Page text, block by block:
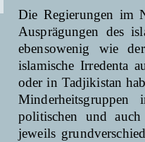
Die Regierungen im
Ausprägungen des
ebensowenig wie
islamische Irredenta
oder in Tadjikistan
politischen und
jeweils